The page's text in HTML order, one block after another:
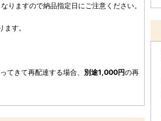
ますので納品指定日にご注意ください。
す。
てきて再配達する場合、 別途1,000円の再